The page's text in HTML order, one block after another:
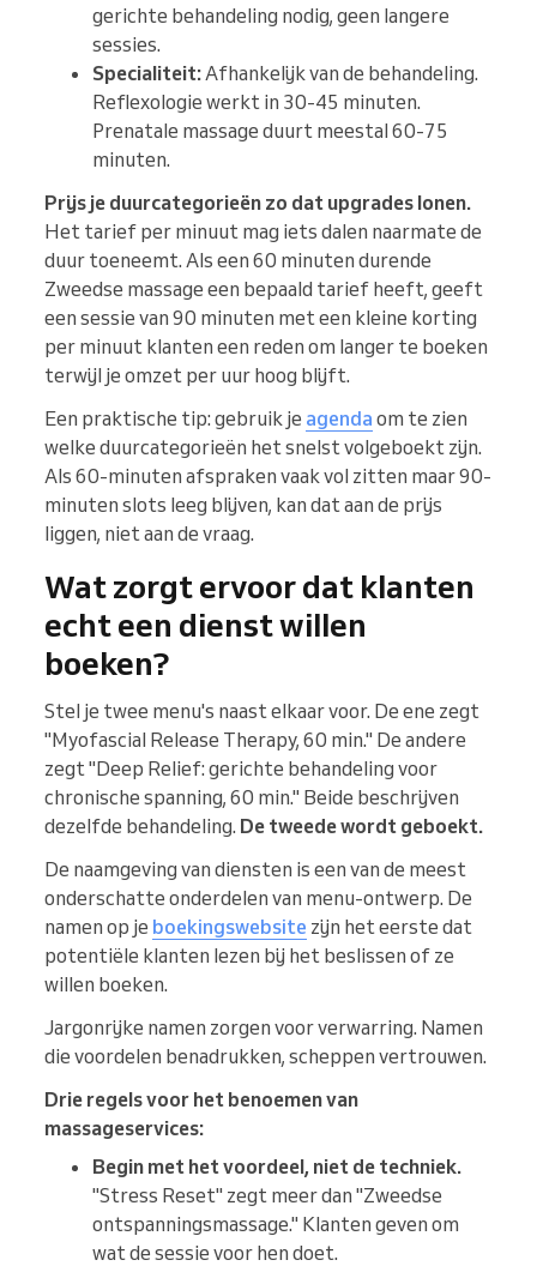
gerichte behandeling nodig, geen langere
sessies.
Specialiteit: Afhankelijk van de behandeling.
Reflexologie werkt in 30-45 minuten.
Prenatale massage duurt meestal 60-75
minuten.
Prijs je duurcategorieën zo dat upgrades lonen.
Het tarief per minuut mag iets dalen naarmate de
duur toeneemt. Als een 60 minuten durende
Zweedse massage een bepaald tarief heeft, geeft
een sessie van 90 minuten met een kleine korting
per minuut klanten een reden om langer te boeken
terwijl je omzet per uur hoog blijft.
Een praktische tip: gebruik je agenda om te zien
welke duurcategorieën het snelst volgeboekt zijn.
Als 60-minuten afspraken vaak vol zitten maar 90-
minuten slots leeg blijven, kan dat aan de prijs
liggen, niet aan de vraag.
Wat zorgt ervoor dat klanten
echt een dienst willen
boeken?
Stel je twee menu's naast elkaar voor. De ene zegt
"Myofascial Release Therapy, 60 min." De andere
zegt "Deep Relief: gerichte behandeling voor
chronische spanning, 60 min." Beide beschrijven
dezelfde behandeling. De tweede wordt geboekt.
De naamgeving van diensten is een van de meest
onderschatte onderdelen van menu-ontwerp. De
namen op je boekingswebsite zijn het eerste dat
potentiële klanten lezen bij het beslissen of ze
willen boeken.
Jargonrijke namen zorgen voor verwarring. Namen
die voordelen benadrukken, scheppen vertrouwen.
Drie regels voor het benoemen van
massageservices:
Begin met het voordeel, niet de techniek.
"Stress Reset" zegt meer dan "Zweedse
ontspanningsmassage." Klanten geven om
wat de sessie voor hen doet.